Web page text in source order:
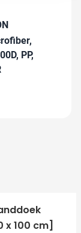
PP,
x 100 cm]